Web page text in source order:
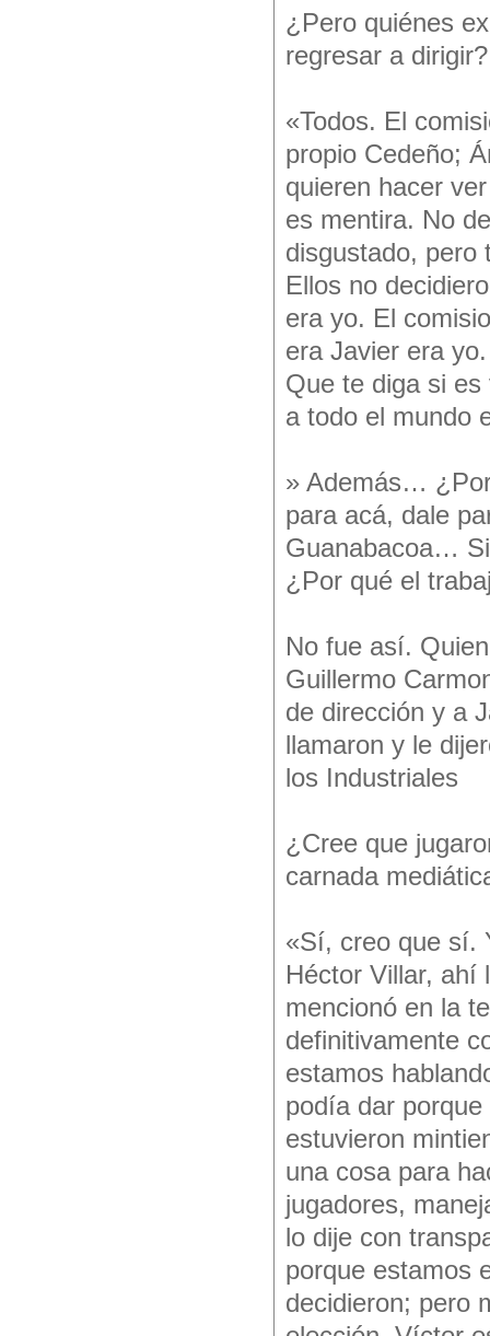
¿Pero quiénes
regresar a dirigir?
«Todos. El
propio Cedeño;
quieren hacer
es mentira. No
disgustado, pero
Ellos no
era yo. El
era Javier era
Que te diga si
a todo el mundo
» Además…
para acá, dale
Guanabacoa…
¿Por qué el
No fue así.
Guillermo
de dirección y a
llamaron y le
los Industriales
¿Cree que
carnada
«Sí, creo que sí.
Héctor Villar, ahí
mencionó en la
definitivamente
estamos
podía dar
estuvieron
una cosa para
jugadores,
lo dije con
porque estamos
decidieron; pero